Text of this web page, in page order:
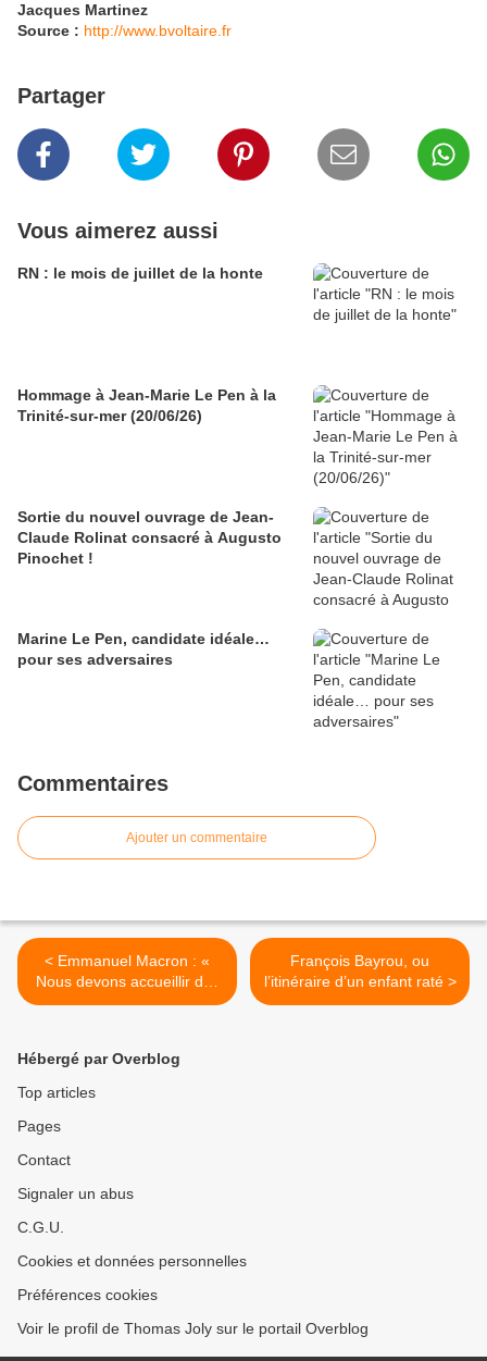
Jacques Martinez
Source : http://www.bvoltaire.fr
Partager
Vous aimerez aussi
RN : le mois de juillet de la honte
Hommage à Jean-Marie Le Pen à la
Trinité-sur-mer (20/06/26)
Sortie du nouvel ouvrage de Jean-
Claude Rolinat consacré à Augusto
Pinochet !
Marine Le Pen, candidate idéale…
pour ses adversaires
Commentaires
Ajouter un commentaire
< Emmanuel Macron : «
Nous devons accueillir des
réfugiés, c'est notre devoir
François Bayrou, ou
l’itinéraire d’un enfant raté >
Hébergé par Overblog
Top articles
Pages
Contact
Signaler un abus
C.G.U.
Cookies et données personnelles
Préférences cookies
Voir le profil de Thomas Joly sur le portail Overblog